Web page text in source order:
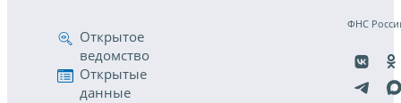
Открытое
ведомство
Открытые
данные
ФНС